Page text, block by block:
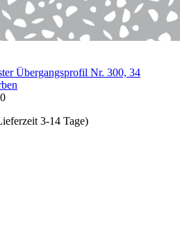
Übergangsprofil Nr. 300, 34
3-14 Tage)